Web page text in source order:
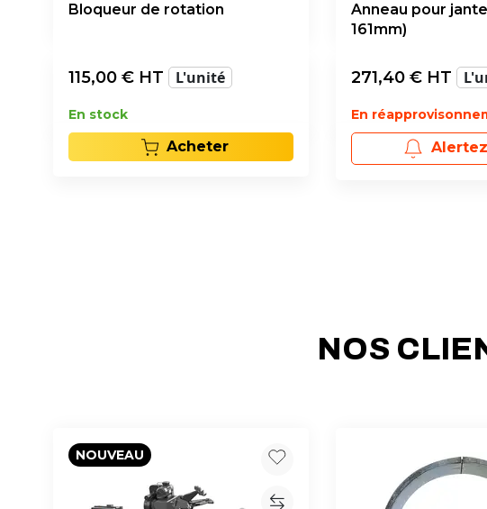
Bloqueur de rotation
115,00 € HT L'unité
En stock
Acheter
Anneau pour
161mm)
271,40 € HT
En
NOS
NOUVEAU